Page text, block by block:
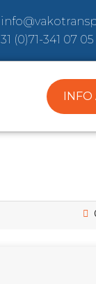
31 (0)71-341 07 05
INFO